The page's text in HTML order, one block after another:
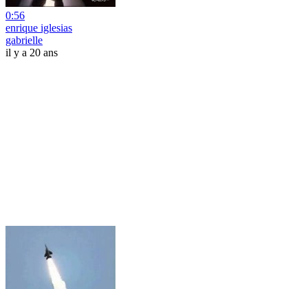
0:56
enrique iglesias
gabrielle
il y a 20 ans